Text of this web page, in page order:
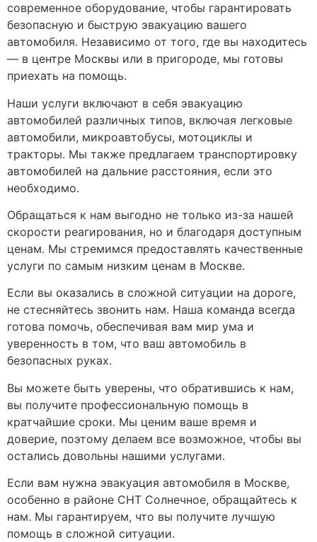
современное оборудование, чтобы гарантировать
безопасную и быструю эвакуацию вашего
автомобиля. Независимо от того, где вы находитесь
— в центре Москвы или в пригороде, мы готовы
приехать на помощь.
Наши услуги включают в себя эвакуацию
автомобилей различных типов, включая легковые
автомобили, микроавтобусы, мотоциклы и
тракторы. Мы также предлагаем транспортировку
автомобилей на дальние расстояния, если это
необходимо.
Обращаться к нам выгодно не только из-за нашей
скорости реагирования, но и благодаря доступным
ценам. Мы стремимся предоставлять качественные
услуги по самым низким ценам в Москве.
Если вы оказались в сложной ситуации на дороге,
не стесняйтесь звонить нам. Наша команда всегда
готова помочь, обеспечивая вам мир ума и
уверенность в том, что ваш автомобиль в
безопасных руках.
Вы можете быть уверены, что обратившись к нам,
вы получите профессиональную помощь в
кратчайшие сроки. Мы ценим ваше время и
доверие, поэтому делаем все возможное, чтобы вы
остались довольны нашими услугами.
Если вам нужна эвакуация автомобиля в Москве,
особенно в районе СНТ Солнечное, обращайтесь к
нам. Мы гарантируем, что вы получите лучшую
помощь в сложной ситуации.